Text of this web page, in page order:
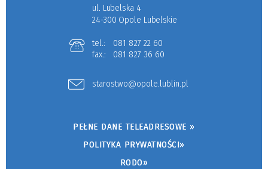
ul. Lubelska 4
24-300 Opole Lubelskie
tel.:
081 827 22 60
fax.:
081 827 36 60
starostwo@opole.lublin.pl
PEŁNE DANE TELEADRESOWE »
POLITYKA PRYWATNOŚCI»
RODO»